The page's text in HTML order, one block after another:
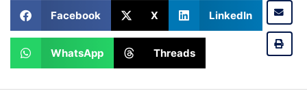
Facebook X LinkedIn
WhatsApp Threads